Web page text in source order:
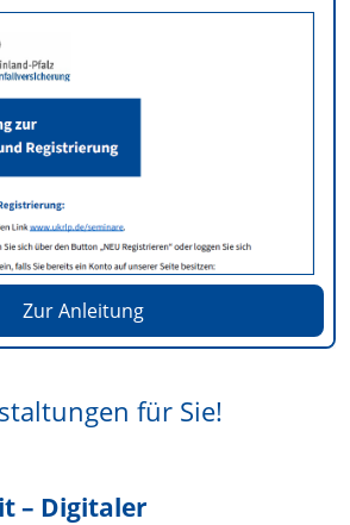
Zur Anleitung
für Sie!
– Digitaler